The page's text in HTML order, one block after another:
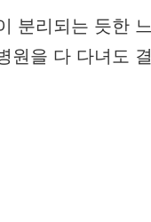
분리되는 듯한
원을 다 다녀도